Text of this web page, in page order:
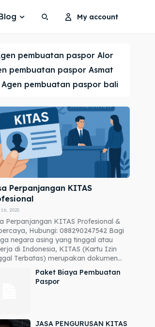
My account
pembuatan paspor Alor
pembuatan paspor Asmat
Agen pembuatan paspor bali
Perpanjangan KITAS
2025
Perpanjangan KITAS Profesional &
Hubungi: 088290247542 Bagi
negara asing yang tinggal atau
di Indonesia, KITAS (Kartu Izin
Terbatas) merupakan dokumen...
Paket Biaya Pembuatan
Paspor
JASA PENGURUSAN KITAS